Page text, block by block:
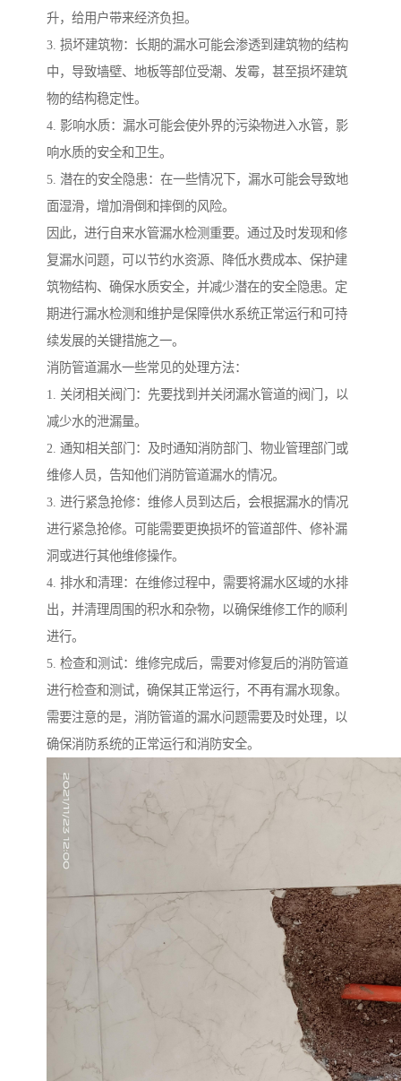
升，给用户带来经济负担。
3. 损坏建筑物：长期的漏水可能会渗透到建筑物的结构
中，导致墙壁、地板等部位受潮、发霉，甚至损坏建筑
物的结构稳定性。
4. 影响水质：漏水可能会使外界的污染物进入水管，影
响水质的安全和卫生。
5. 潜在的安全隐患：在一些情况下，漏水可能会导致地
面湿滑，增加滑倒和摔倒的风险。
因此，进行自来水管漏水检测重要。通过及时发现和修
复漏水问题，可以节约水资源、降低水费成本、保护建
筑物结构、确保水质安全，并减少潜在的安全隐患。定
期进行漏水检测和维护是保障供水系统正常运行和可持
续发展的关键措施之一。
消防管道漏水一些常见的处理方法：
1. 关闭相关阀门：先要找到并关闭漏水管道的阀门，以
减少水的泄漏量。
2. 通知相关部门：及时通知消防部门、物业管理部门或
维修人员，告知他们消防管道漏水的情况。
3. 进行紧急抢修：维修人员到达后，会根据漏水的情况
进行紧急抢修。可能需要更换损坏的管道部件、修补漏
洞或进行其他维修操作。
4. 排水和清理：在维修过程中，需要将漏水区域的水排
出，并清理周围的积水和杂物，以确保维修工作的顺利
进行。
5. 检查和测试：维修完成后，需要对修复后的消防管道
进行检查和测试，确保其正常运行，不再有漏水现象。
需要注意的是，消防管道的漏水问题需要及时处理，以
确保消防系统的正常运行和消防安全。